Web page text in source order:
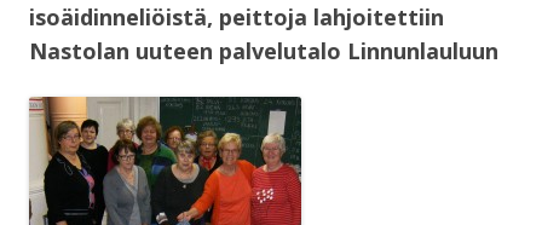
isoäidinneliöistä, peittoja lahjoitettiin
Nastolan uuteen palvelutalo Linnunlauluun